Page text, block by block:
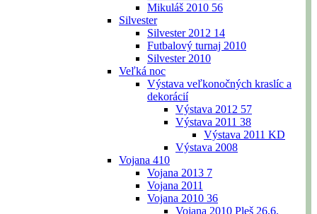
Mikuláš 2010 56
Silvester
Silvester 2012 14
Futbalový turnaj 2010
Silvester 2010
Veľká noc
Výstava veľkonočných kraslíc a
dekorácií
Výstava 2012 57
Výstava 2011 38
Výstava 2011 KD
Výstava 2008
Vojana 410
Vojana 2013 7
Vojana 2011
Vojana 2010 36
Vojana 2010 Pleš 26.6.